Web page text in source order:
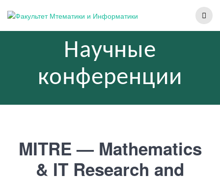
Научные
конференции
MITRE — Mathematics
& IT Research and